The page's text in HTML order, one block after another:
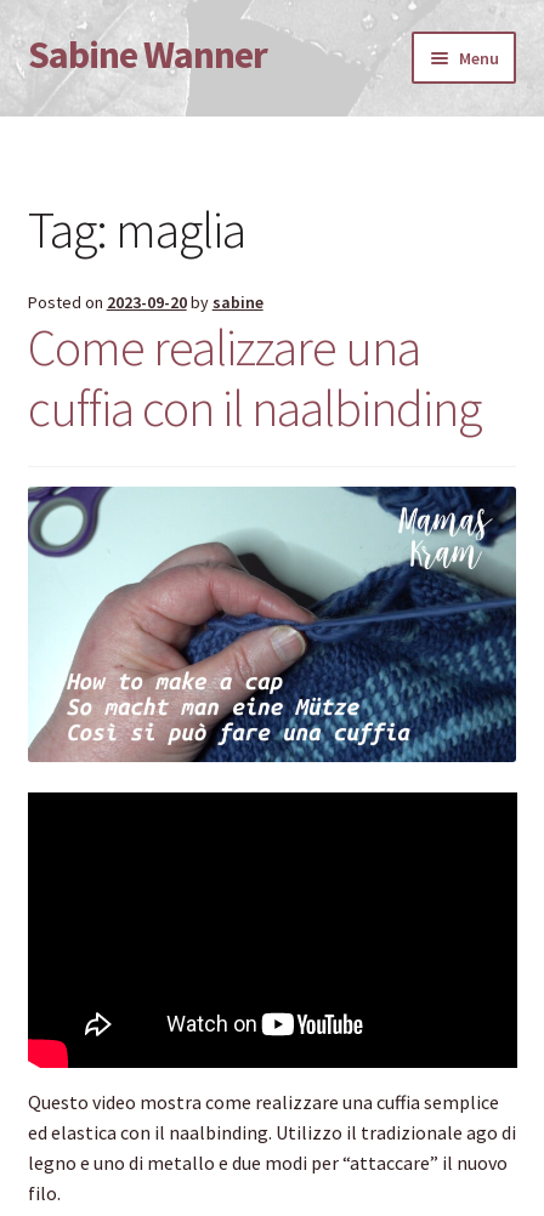
Skip
to
navigation
Skip
to
content
Sabine Wanner Menu
Home
Bücher und andere Texte
David Brocke, Herzoglicher Mundkoch
Mary Hahn, Autorin
Das ist vorbei
Mamas Kram
Plants for a Future – Pflanzen für die Zukunft
English
Mom’s Stuff
Knowledge Base – Wissensdatenbank
Lichtstube Rödental
Tag: maglia
Posted on 2023-09-20by sabine
Come realizzare una
cuffia con il naalbinding
Questo video mostra come realizzare una cuffia semplice
ed elastica con il naalbinding. Utilizzo il tradizionale ago di
legno e uno di metallo e due modi per “attaccare” il nuovo
filo.